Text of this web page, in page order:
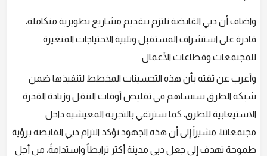
واضاف أن دبي القابضة تلتزم بتقديم مشاريع تطويرية متكاملة،
قادرة على استشراف المستقبل وتلبية الاحتياجات المتغيرة
للمجتمعات وقطاعات الأعمال.
وأعرب عن ثقته بأن هذه التحسينات المخطط لتنفيذها ضمن
شبكة الطرق ستساهم في تقليص أوقات التنقل وزيادة القدرة
الاستيعابية للطرق، كما سترتقي بالتجربة المعيشية داخل
مجتمعاتنا، مشيراً إلى أن هذه الجهود تؤكد التزام دبي القابضة برؤية
طموحة تهدف إلى جعل دبي مدينة أكثر ترابطاً واستدامةً، من أجل